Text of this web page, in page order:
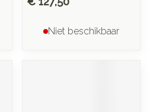
Niet beschikbaar